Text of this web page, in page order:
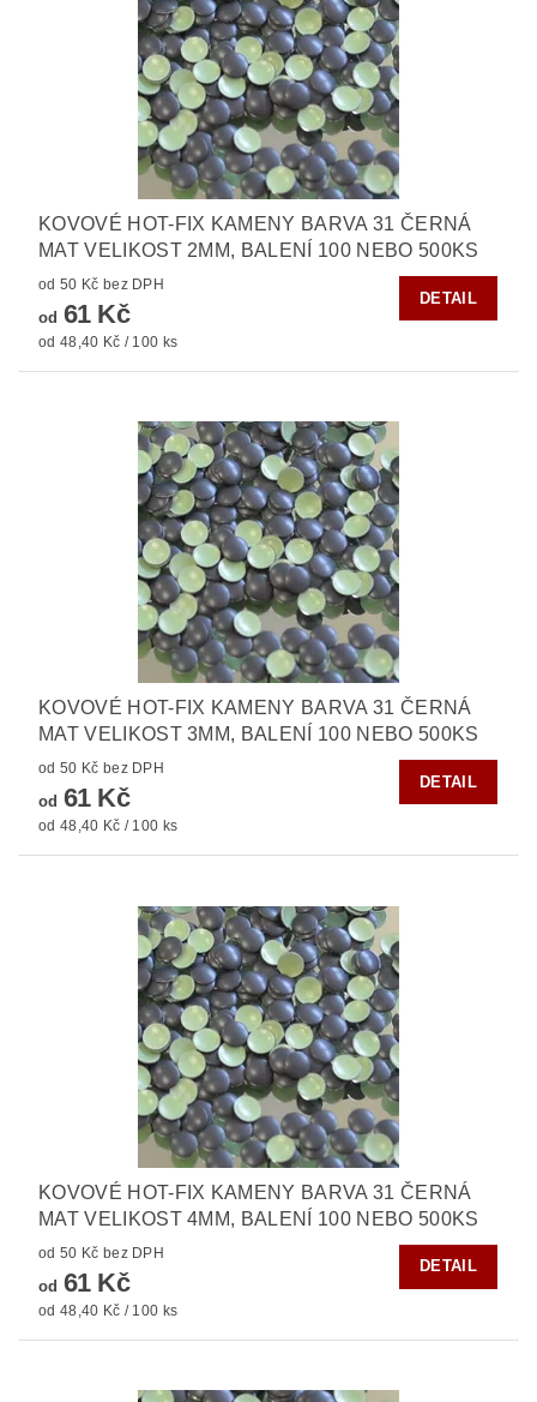
KOVOVÉ HOT-FIX KAMENY BARVA 31 ČERNÁ
MAT VELIKOST 2MM, BALENÍ 100 NEBO 500KS
od 50 Kč bez DPH
od 61 Kč
od 48,40 Kč / 100 ks
DETAIL
KOVOVÉ HOT-FIX KAMENY BARVA 31 ČERNÁ
MAT VELIKOST 3MM, BALENÍ 100 NEBO 500KS
od 50 Kč bez DPH
od 61 Kč
od 48,40 Kč / 100 ks
DETAIL
KOVOVÉ HOT-FIX KAMENY BARVA 31 ČERNÁ
MAT VELIKOST 4MM, BALENÍ 100 NEBO 500KS
od 50 Kč bez DPH
od 61 Kč
od 48,40 Kč / 100 ks
DETAIL